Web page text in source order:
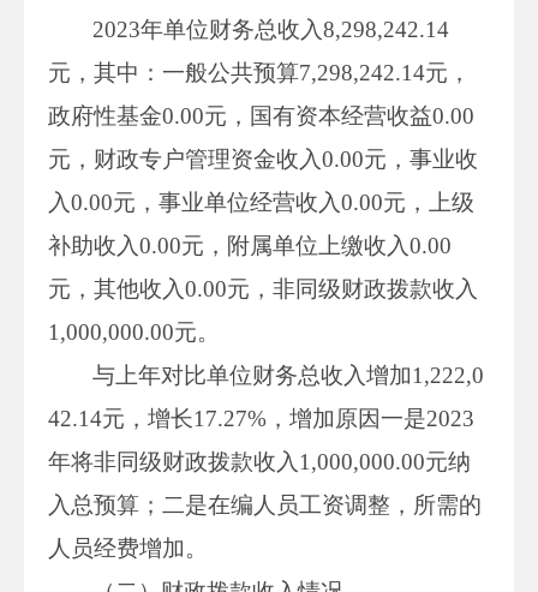
2023年单位财务总收入8,298,242.14
元，其中：一般公共预算7,298,242.14元，
政府性基金0.00元，国有资本经营收益0.00
元，财政专户管理资金收入0.00元，事业收
入0.00元，事业单位经营收入0.00元，上级
补助收入0.00元，附属单位上缴收入0.00
元，其他收入0.00元，非同级财政拨款收入
1,000,000.00元。
与上年对比单位财务总收入增加1,222,0
42.14元，增长17.27%，增加原因一是2023
年将非同级财政拨款收入1,000,000.00元纳
入总预算；二是在编人员工资调整，所需的
人员经费增加。